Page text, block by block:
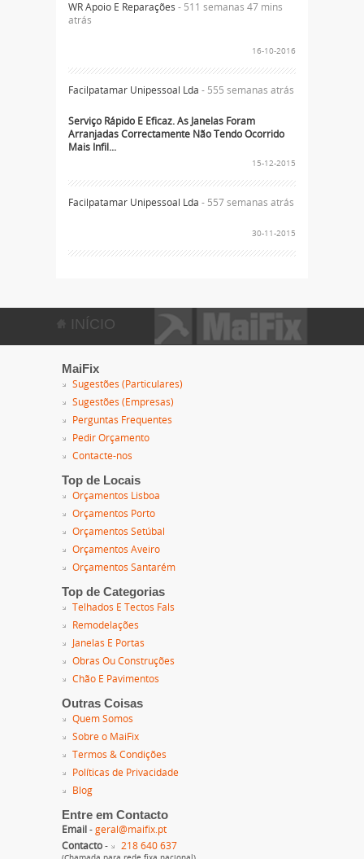
WR Apoio E Reparações - 511 semanas 47 mins
atrás
16-10-2016
Facilpatamar Unipessoal Lda - 555 semanas atrás
Serviço Rápido E Eficaz. As Janelas Foram
Arranjadas Correctamente Não Tendo Ocorrido
Mais Infil...
15-12-2015
Facilpatamar Unipessoal Lda - 557 semanas atrás
30-11-2015
INÍCIO
MaiFix
Sugestões (Particulares)
Sugestões (Empresas)
Perguntas Frequentes
Pedir Orçamento
Contacte-nos
Top de Locais
Orçamentos Lisboa
Orçamentos Porto
Orçamentos Setúbal
Orçamentos Aveiro
Orçamentos Santarém
Top de Categorias
Telhados E Tectos Fals
Remodelações
Janelas E Portas
Obras Ou Construções
Chão E Pavimentos
Outras Coisas
Quem Somos
Sobre o MaiFix
Termos & Condições
Políticas de Privacidade
Blog
Entre em Contacto
Email - geral@maifix.pt
Contacto - 218 640 637